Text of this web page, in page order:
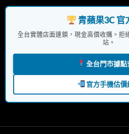
青蘋果3C 官
全台實體店面連鎖，現金高價收購。拒
站。
全台門市據點
官方手機估價